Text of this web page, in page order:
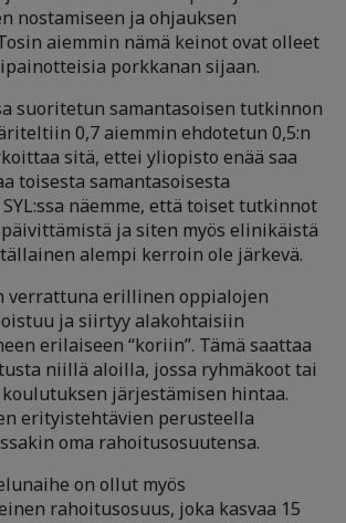
nostamiseen ja ohjauksen
aiemmin nämä keinot ovat olleet
porkkanan sijaan.
suoritetun samantasoisen tutkinnon
0,7 aiemmin ehdotetun 0,5:n
sitä, ettei yliopisto enää saa
toisesta samantasoisesta
näemme, että toiset tutkinnot
ja siten myös elinikäistä
alempi kerroin ole järkevä.
verrattuna erillinen oppialojen
ja siirtyy alakohtaisiin
erilaiseen “koriin”. Tämä saattaa
niillä aloilla, jossa ryhmäkoot tai
järjestämisen hintaa.
erityistehtävien perusteella
oma rahoitusosuutensa.
on ollut myös
rahoitusosuus, joka kasvaa 15